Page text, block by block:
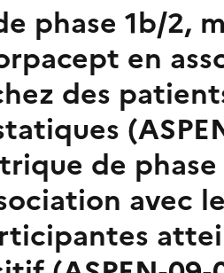
phase 1b/2,
en
des
de
avec